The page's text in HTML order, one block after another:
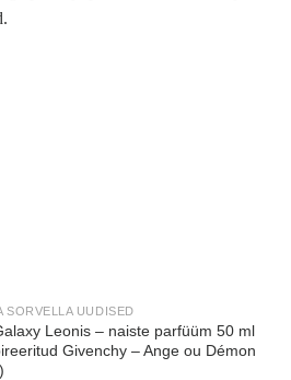
SORVELLA UUDISED
Leonis – naiste parfüüm 50 ml
Givenchy – Ange ou Démon